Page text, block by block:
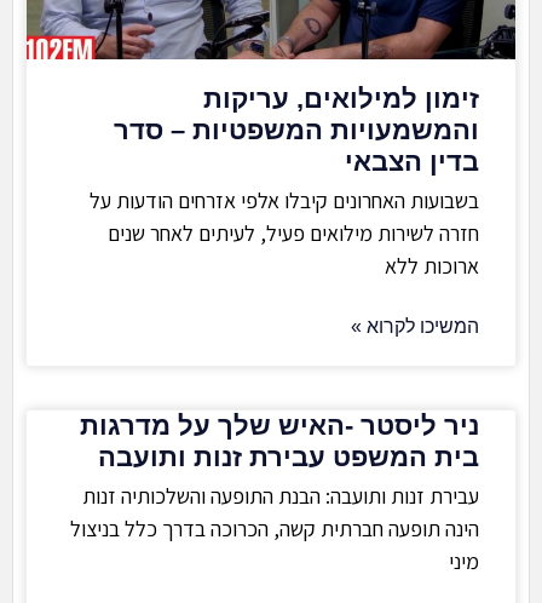
זימון למילואים, עריקות
והמשמעויות המשפטיות – סדר
בדין הצבאי
בשבועות האחרונים קיבלו אלפי אזרחים הודעות על
חזרה לשירות מילואים פעיל, לעיתים לאחר שנים
ארוכות ללא
המשיכו לקרוא »
ניר ליסטר -האיש שלך על מדרגות
בית המשפט עבירת זנות ותועבה
עבירת זנות ותועבה: הבנת התופעה והשלכותיה זנות
הינה תופעה חברתית קשה, הכרוכה בדרך כלל בניצול
מיני